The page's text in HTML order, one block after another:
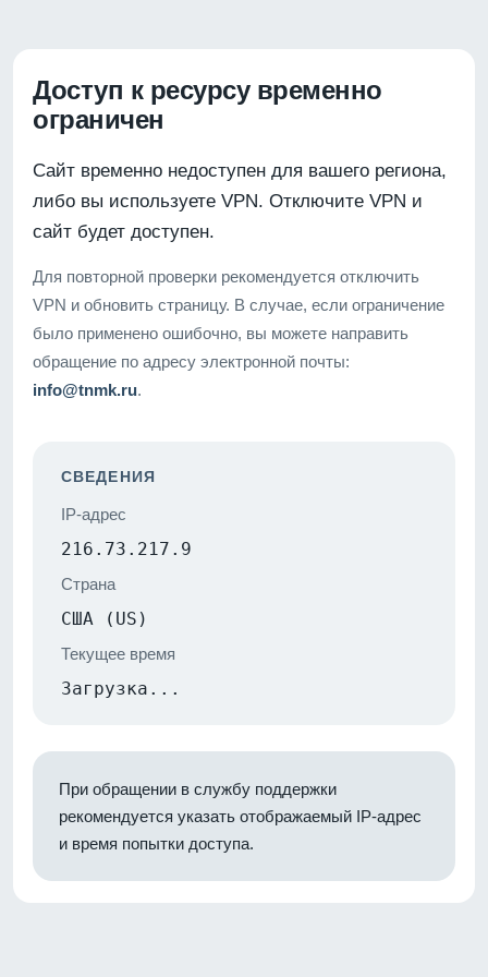
Доступ к ресурсу временно
ограничен
Сайт временно недоступен для вашего региона,
либо вы используете VPN. Отключите VPN и
сайт будет доступен.
Для повторной проверки рекомендуется отключить
VPN и обновить страницу. В случае, если ограничение
было применено ошибочно, вы можете направить
обращение по адресу электронной почты:
info@tnmk.ru.
СВЕДЕНИЯ
IP-адрес
216.73.217.9
Страна
США (US)
Текущее время
Загрузка...
При обращении в службу поддержки
рекомендуется указать отображаемый IP-адрес
и время попытки доступа.